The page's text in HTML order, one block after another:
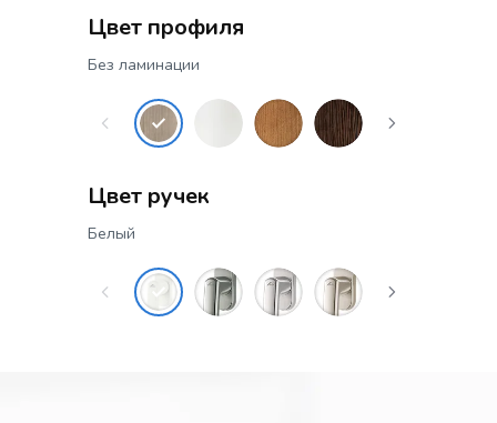
Цвет профиля
Без ламинации
Цвет ручек
Белый